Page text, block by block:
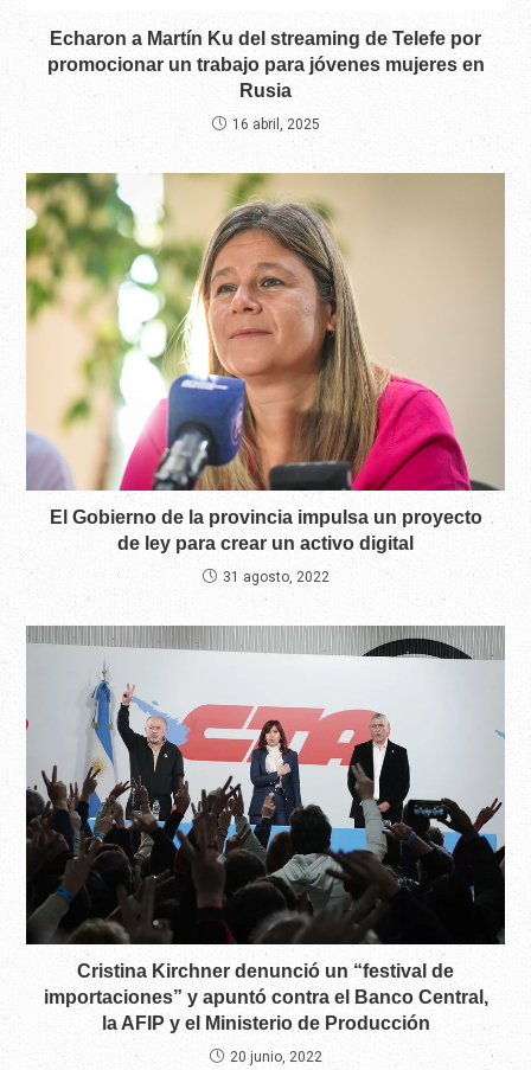
Echaron a Martín Ku del streaming de Telefe por
promocionar un trabajo para jóvenes mujeres en
Rusia
16 abril, 2025
El Gobierno de la provincia impulsa un proyecto
de ley para crear un activo digital
31 agosto, 2022
Cristina Kirchner denunció un “festival de
importaciones” y apuntó contra el Banco Central,
la AFIP y el Ministerio de Producción
20 junio, 2022